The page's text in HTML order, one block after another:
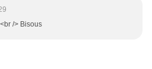
/> Bisous